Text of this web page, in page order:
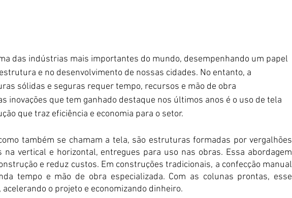
das indústrias mais importantes do mundo, desempenhando um papel
e no desenvolvimento de nossas cidades. No entanto, a
sólidas e seguras requer tempo, recursos e mão de obra
inovações que tem ganhado destaque nos últimos anos é o uso de tela
que traz eficiência e economia para o setor.
também se chamam a tela, são estruturas formadas por vergalhões
vertical e horizontal, entregues para uso nas obras. Essa abordagem
e reduz custos. Em construções tradicionais, a confecção manual
tempo e mão de obra especializada. Com as colunas prontas, esse
o projeto e economizando dinheiro.